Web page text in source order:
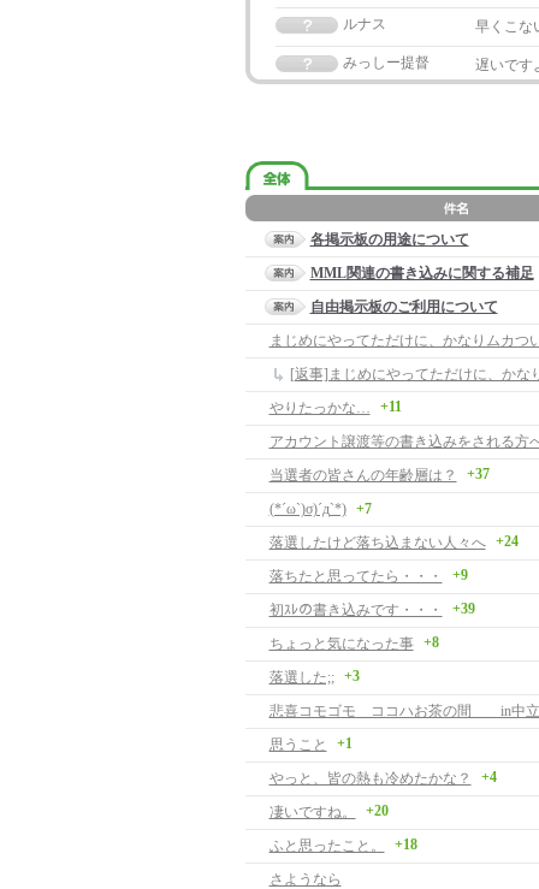
ルナス
早くこな
みっしー提督 遅いです
各掲示板の用途について
MML関連の書き込みに関する補足
自由掲示板のご利用について
まじめにやってただけに、かなりムカつ
[返事]まじめにやってただけに、かな
やりたっかな…
+11
アカウント譲渡等の書き込みをされる方
当選者の皆さんの年齢層は？
+37
(*´ω`)σ)´д`*)
+7
落選したけど落ち込まない人々へ
+24
落ちたと思ってたら・・・ +9
初ｽﾚの書き込みです・・・ +39
ちょっと気になった事 +8
落選した;; +3
悲喜コモゴモ ココハお茶の間 in中立
思うこと
+1
やっと、皆の熱も冷めたかな？ +4
凄いですね。 +20
ふと思ったこと。 +18
さようなら